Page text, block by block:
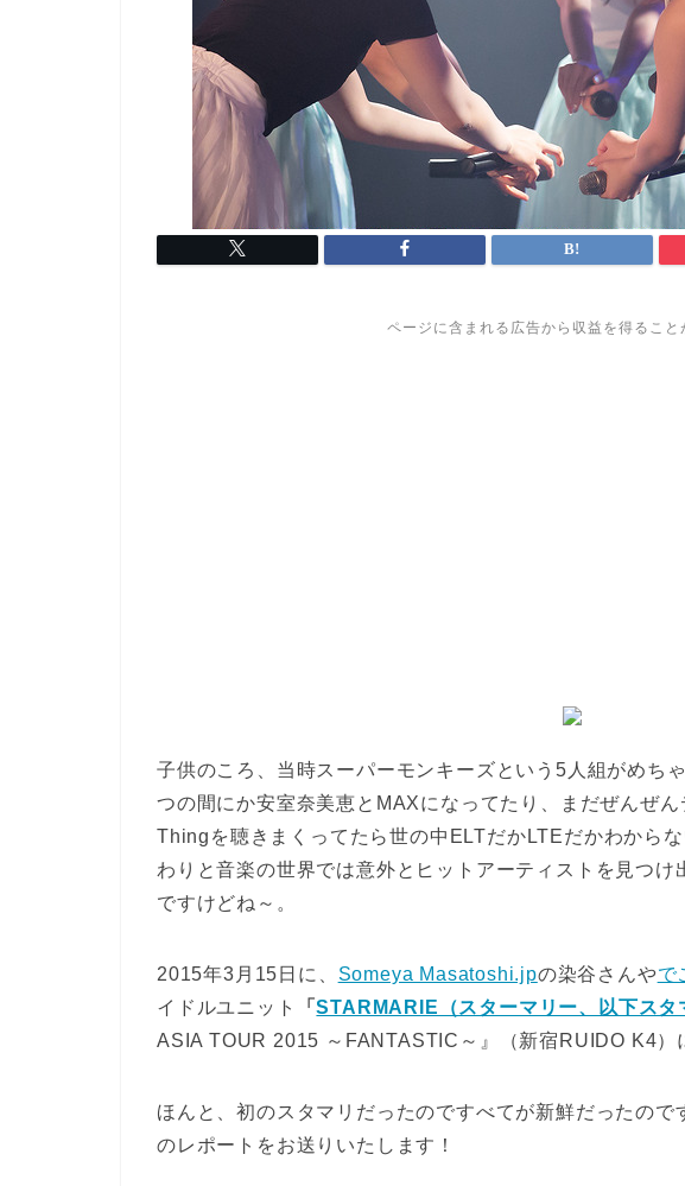
ページに含まれる広告から収益を得ること
子供のころ、当時スーパーモンキーズという5人組がめち
つの間にか安室奈美恵とMAXになってたり、まだぜんぜ
Thingを聴きまくってたら世の中ELTだかLTEだかわから
わりと音楽の世界では意外とヒットアーティストを見つけ
ですけどね～。
2015年3月15日に、 Someya Masatoshi.jpの染谷さんやで
イドルユニット
「STARMARIE（スターマリー、以下スタ
ASIA TOUR 2015 ～FANTASTIC～』（新宿RUIDO K4）
ほんと、初のスタマリだったのですべてが新鮮だったの
のレポートをお送りいたします！